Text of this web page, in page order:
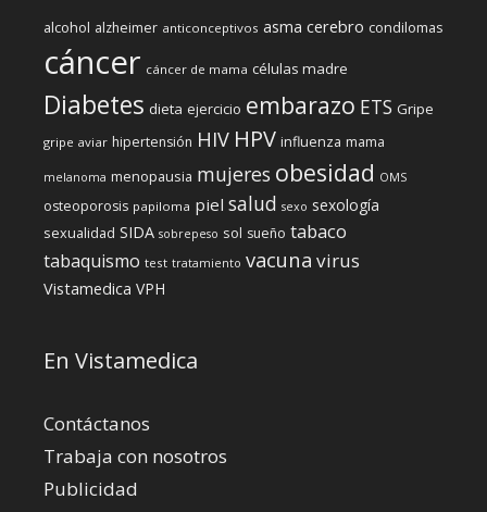
alcohol alzheimer anticonceptivos asma cerebro condilomas
cáncer cáncer de mama células madre
Diabetes dieta ejercicio embarazo ETS Gripe
gripe aviar hipertensión HIV HPV influenza mama
melanoma menopausia mujeres obesidad OMS
osteoporosis papiloma piel salud sexo sexología
sexualidad SIDA sobrepeso sol sueño tabaco
tabaquismo test tratamiento vacuna virus
Vistamedica VPH
En Vistamedica
Contáctanos
Trabaja con nosotros
Publicidad